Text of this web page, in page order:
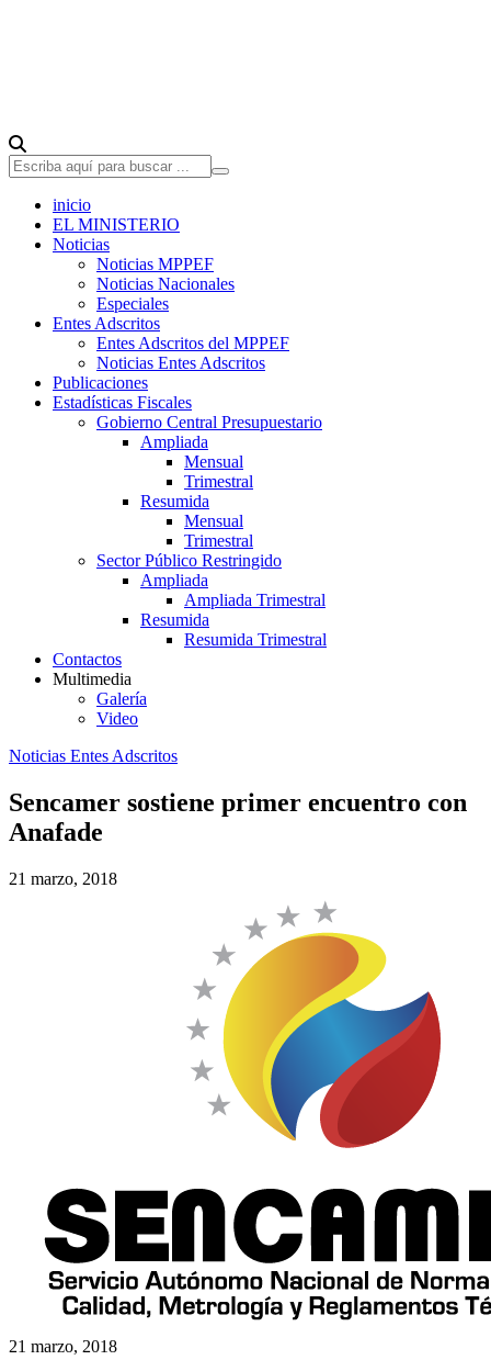
inicio
EL MINISTERIO
Noticias
Noticias MPPEF
Noticias Nacionales
Especiales
Entes Adscritos
Entes Adscritos del MPPEF
Noticias Entes Adscritos
Publicaciones
Estadísticas Fiscales
Gobierno Central Presupuestario
Ampliada
Mensual
Trimestral
Resumida
Mensual
Trimestral
Sector Público Restringido
Ampliada
Ampliada Trimestral
Resumida
Resumida Trimestral
Contactos
Multimedia
Galería
Video
Noticias Entes Adscritos
Sencamer sostiene primer encuentro con
Anafade
21 marzo, 2018
21 marzo, 2018